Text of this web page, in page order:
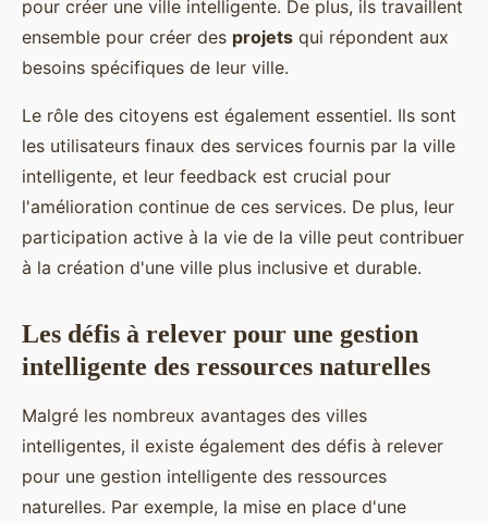
pour créer une ville intelligente. De plus, ils travaillent
ensemble pour créer des projets qui répondent aux
besoins spécifiques de leur ville.
Le rôle des citoyens est également essentiel. Ils sont
les utilisateurs finaux des services fournis par la ville
intelligente, et leur feedback est crucial pour
l'amélioration continue de ces services. De plus, leur
participation active à la vie de la ville peut contribuer
à la création d'une ville plus inclusive et durable.
Les défis à relever pour une gestion
intelligente des ressources naturelles
Malgré les nombreux avantages des villes
intelligentes, il existe également des défis à relever
pour une gestion intelligente des ressources
naturelles. Par exemple, la mise en place d'une